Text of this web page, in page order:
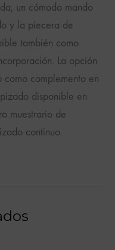
un cómodo mando
y la piecera de
también como
La opción
como complemento en
disponible en
muestrario de
continuo.